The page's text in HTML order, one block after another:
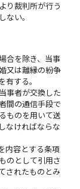
り裁判所が行う
ない。
合を除き、当事
又は離縁の紛争
有する。
事者が交換した
間の通信手段で
ものを用いて送
なければならな
内容とする条項
のとして引用さ
されたものとみ